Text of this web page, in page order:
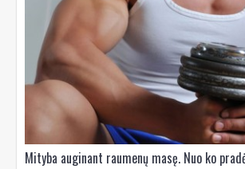
Mityba auginant raumenų masę. Nuo ko